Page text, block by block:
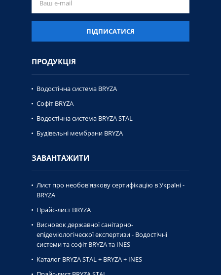
ПІДПИСАТИСЯ
ПРОДУКЦІЯ
Водостічна система BRYZA
Софіт BRYZA
Водостічна система BRYZA STAL
Будівельні мембрани BRYZA
ЗАВАНТАЖИТИ
Лист про необов'язкову сертифікацію в Україні -
BRYZA
Прайс-лист BRYZA
Висновок державної caнiтaрно-
епiдемiологiческої експертизи - Водостічні
системи та софіт BRYZA та INES
Каталог BRYZA STAL + BRYZA + INES